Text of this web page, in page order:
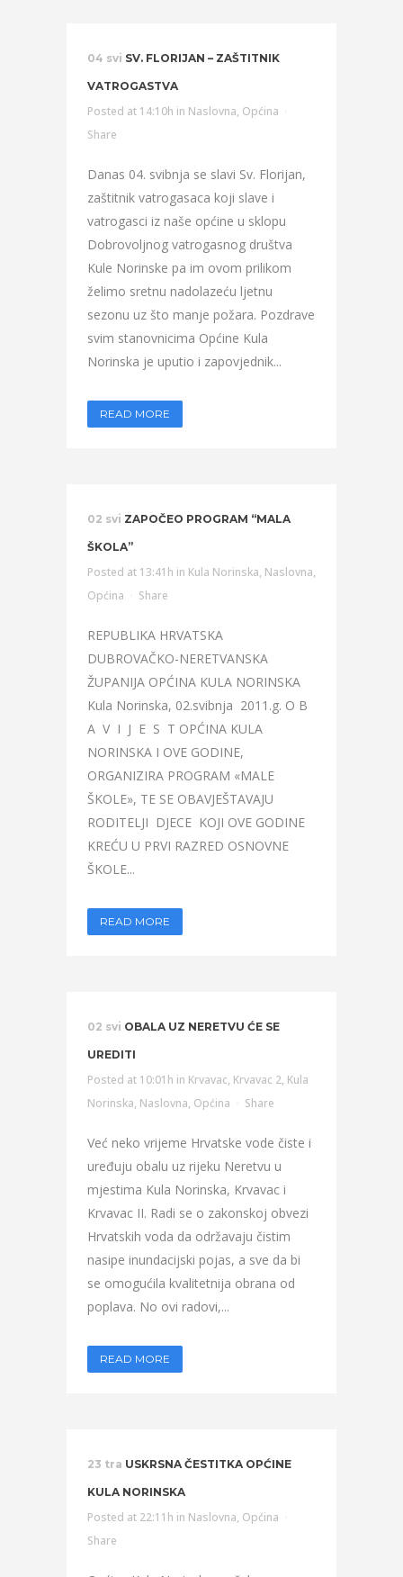
04 svi SV. FLORIJAN – ZAŠTITNIK
VATROGASTVA
Posted at 14:10h in Naslovna, Općina
Share
Danas 04. svibnja se slavi Sv. Florijan,
zaštitnik vatrogasaca koji slave i
vatrogasci iz naše općine u sklopu
Dobrovoljnog vatrogasnog društva
Kule Norinske pa im ovom prilikom
želimo sretnu nadolazeću ljetnu
sezonu uz što manje požara. Pozdrave
svim stanovnicima Općine Kula
Norinska je uputio i zapovjednik...
READ MORE
02 svi ZAPOČEO PROGRAM “MALA
ŠKOLA”
Posted at 13:41h in Kula Norinska, Naslovna,
Općina
Share
REPUBLIKA HRVATSKA
DUBROVAČKO-NERETVANSKA
ŽUPANIJA OPĆINA KULA NORINSKA
Kula Norinska, 02.svibnja 2011.g. O B
A V I J E S T OPĆINA KULA
NORINSKA I OVE GODINE,
ORGANIZIRA PROGRAM «MALE
ŠKOLE», TE SE OBAVJEŠTAVAJU
RODITELJI DJECE KOJI OVE GODINE
KREĆU U PRVI RAZRED OSNOVNE
ŠKOLE...
READ MORE
02 svi OBALA UZ NERETVU ĆE SE
UREDITI
Posted at 10:01h in Krvavac, Krvavac 2, Kula
Norinska, Naslovna, Općina Share
Već neko vrijeme Hrvatske vode čiste i
uređuju obalu uz rijeku Neretvu u
mjestima Kula Norinska, Krvavac i
Krvavac II. Radi se o zakonskoj obvezi
Hrvatskih voda da održavaju čistim
nasipe inundacijski pojas, a sve da bi
se omogućila kvalitetnija obrana od
poplava. No ovi radovi,...
READ MORE
23 tra USKRSNA ČESTITKA OPĆINE
KULA NORINSKA
Posted at 22:11h in Naslovna, Općina
Share